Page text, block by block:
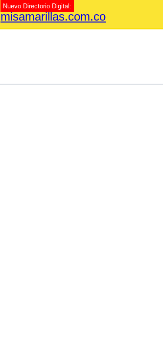
Nuevo Directorio Digital:
misamarillas.com.co